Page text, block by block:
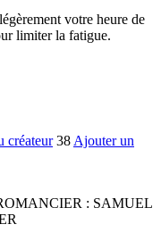
votre heure de
limiter la fatigue.
créateur 38 Ajouter un
: SAMUEL